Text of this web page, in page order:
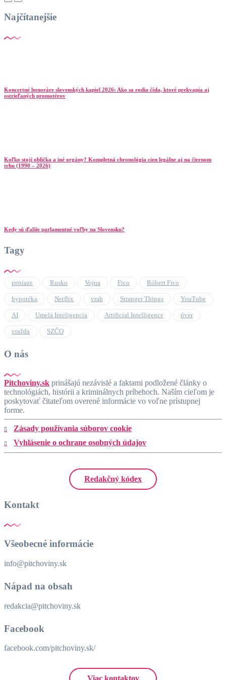
Najčítanejšie
Koncertné honoráre slovenských kapiel 2026: Ako sa rodia čísla, ktoré prekvapia aj
ostrieľaných promotérov
Koľko stojí oblička a iné orgány? Kompletná chronológia cien legálne aj na čiernom
trhu (1990 – 2026)
Kedy sú ďalšie parlamentné voľby na Slovensku?
Tagy
peniaze Rusko Vojna Fico Róbert Fico
hypotéka Netflix vrah Stranger Things YouTube
AI Umelá Inteligencia Artificial Intelligence úver
vražda SZČO
O nás
Pitchoviny.sk prinášajú nezávislé a faktami podložené články o
technológiách, histórii a kriminálnych príbehoch. Naším cieľom je
poskytovať čitateľom overené informácie vo voľne prístupnej
forme.
Zásady používania súborov cookie
Vyhlásenie o ochrane osobných údajov
Redakčný kódex
Kontakt
Všeobecné informácie
info@pitchoviny.sk
Nápad na obsah
redakcia@pitchoviny.sk
Facebook
facebook.com/pitchoviny.sk/